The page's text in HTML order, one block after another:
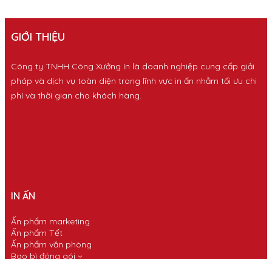
GIỚI THIỆU
Công ty TNHH Công Xưởng In là doanh nghiệp cung cấp giải
pháp và dịch vụ toàn diện trong lĩnh vực in ấn nhằm tối ưu chi
phí và thời gian cho khách hàng.
IN ẤN
Ấn phẩm marketing
Ấn phẩm Tết
Ấn phẩm văn phòng
Bao bì đóng gói